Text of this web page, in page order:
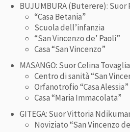
BUJUMBURA (Buterere): Suor
“Casa Betania”
Scuola dell’infanzia
“San Vincenzo de’ Paoli”
Casa “San Vincenzo”
MASANGO: Suor Celina
Centro di sanità “San
Orfanotrofio “Casa Alessia”
Casa “Maria Immacolata”
GITEGA: Suor Vittoria
Noviziato “San Vincenzo